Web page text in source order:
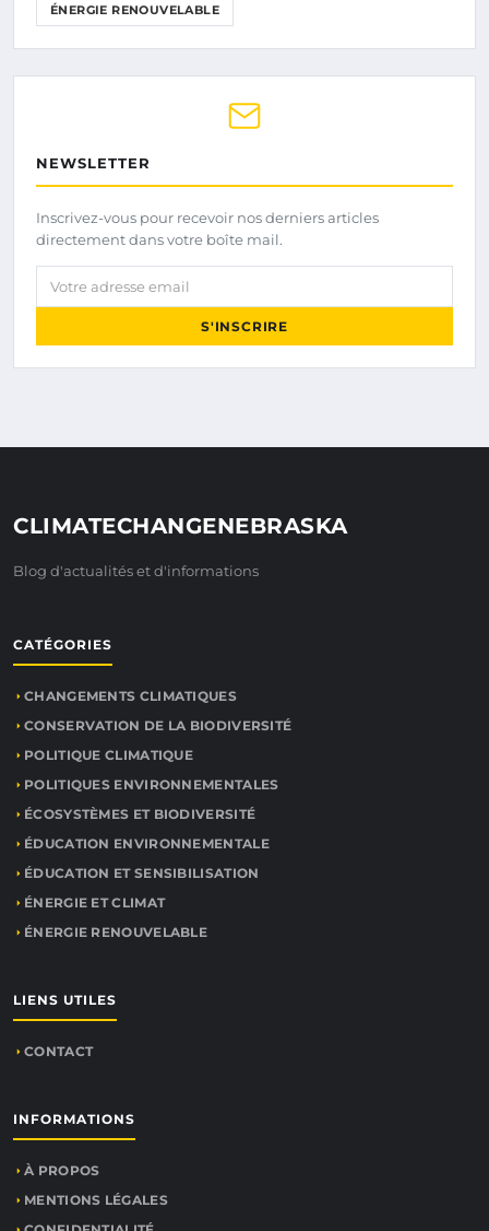
ÉNERGIE RENOUVELABLE
NEWSLETTER
Inscrivez-vous pour recevoir nos derniers articles
directement dans votre boîte mail.
Votre adresse email
S'INSCRIRE
CLIMATECHANGENEBRASKA
Blog d'actualités et d'informations
CATÉGORIES
CHANGEMENTS CLIMATIQUES
CONSERVATION DE LA BIODIVERSITÉ
POLITIQUE CLIMATIQUE
POLITIQUES ENVIRONNEMENTALES
ÉCOSYSTÈMES ET BIODIVERSITÉ
ÉDUCATION ENVIRONNEMENTALE
ÉDUCATION ET SENSIBILISATION
ÉNERGIE ET CLIMAT
ÉNERGIE RENOUVELABLE
LIENS UTILES
CONTACT
INFORMATIONS
À PROPOS
MENTIONS LÉGALES